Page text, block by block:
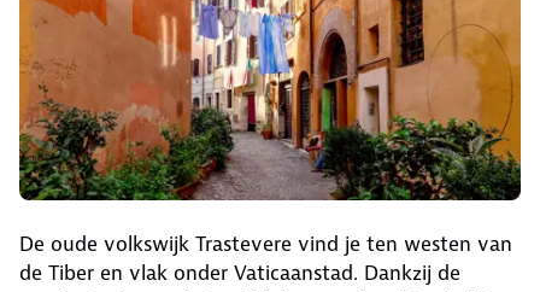
De oude volkswijk Trastevere vind je ten westen van
de Tiber en vlak onder Vaticaanstad. Dankzij de